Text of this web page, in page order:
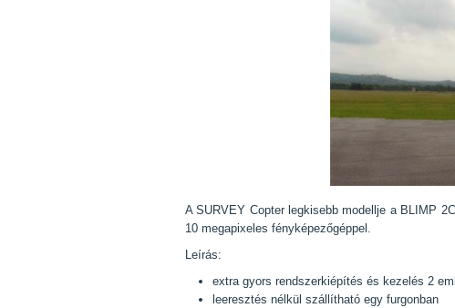
A SURVEY Copter legkisebb modellje a BLIMP
10 megapixeles fényképezőgéppel.
Leírás:
extra gyors rendszerkiépítés és kezelés 2
leeresztés nélkül szállítható egy furgonban